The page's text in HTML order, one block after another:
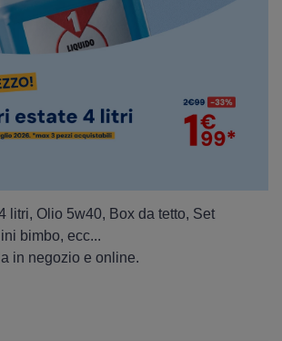
litri, Olio 5w40, Box da tetto, Set
bimbo, ecc...
in negozio e online.